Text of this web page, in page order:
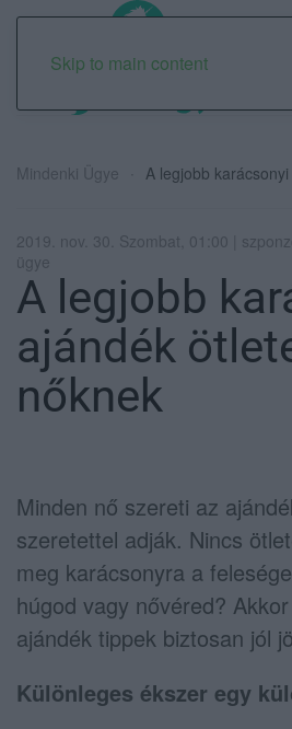
Skip to main content
Mindenki Ügye A legjobb
2019. nov. 30. Szombat, 01:00 |
ügye
A legjobb
ajándék
nőknek
Minden nő szereti az
szeretettel adják. Nincs
meg karácsonyra a
húgod vagy nővéred?
ajándék tippek biztosan jól
Különleges ékszer egy